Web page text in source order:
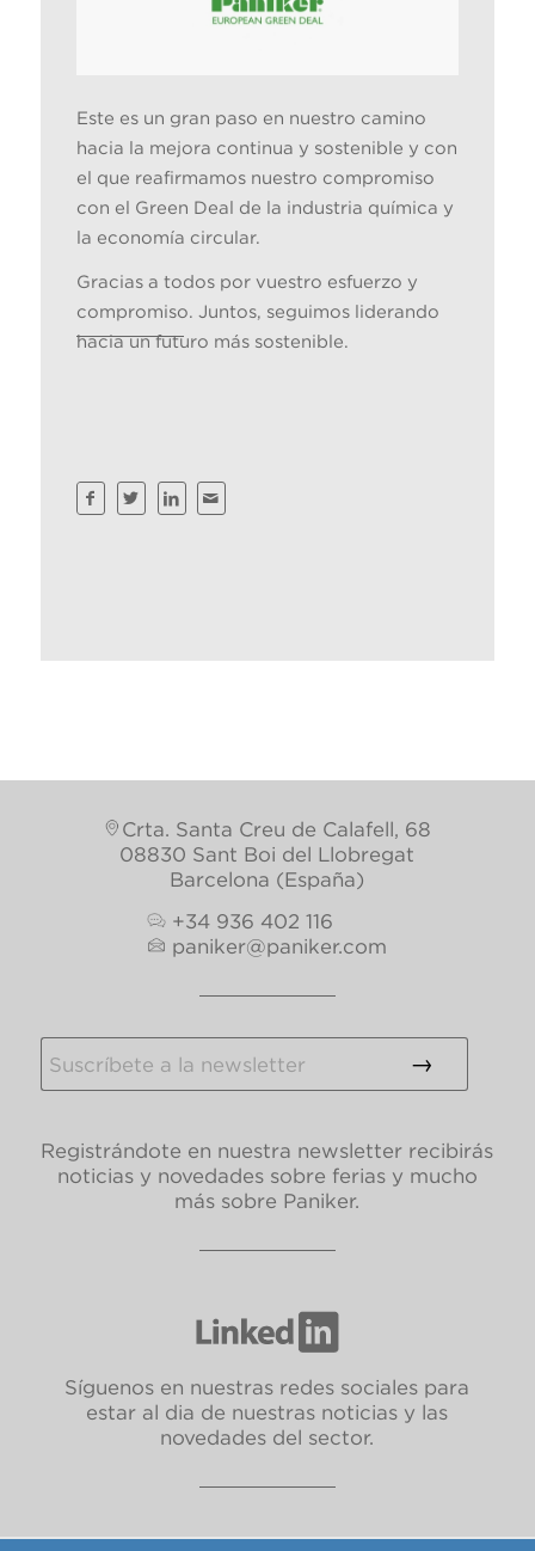
Este es un gran paso en nuestro camino
hacia la mejora continua y sostenible y con
el que reafirmamos nuestro compromiso
con el Green Deal de la industria química y
la economía circular.
Gracias a todos por vuestro esfuerzo y
compromiso. Juntos, seguimos liderando
hacia un futuro más sostenible.
Crta. Santa Creu de Calafell, 68
08830 Sant Boi del Llobregat
Barcelona (España)
+34 936 402 116
paniker@paniker.com
Registrándote en nuestra newsletter recibirás
noticias y novedades sobre ferias y mucho
más sobre Paniker.
Síguenos en nuestras redes sociales para
estar al dia de nuestras noticias y las
novedades del sector.